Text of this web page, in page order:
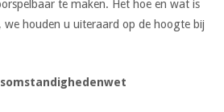
te maken. Het hoe en wat is
we houden u uiteraard op de hoogte bij